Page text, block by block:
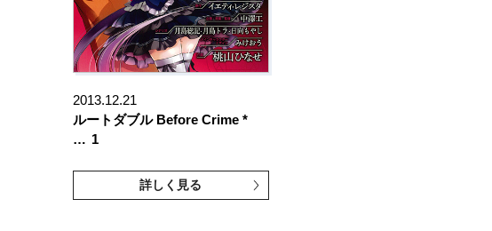
2013.12.21
ルートダブル Before Crime *
… 1
詳しく見る